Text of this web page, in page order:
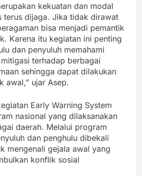
kekuatan dan modal
terus dijaga. Jika tidak dirawat
bisa menjadi pemantik
Karena itu kegiatan ini penting
dan penyuluh memahami
terhadap berbagai
sehingga dapat dilakukan
awal,” ujar Asep.
Early Warning System
nasional yang dilaksanakan
daerah. Melalui program
dan penghulu dibekali
mengenali gejala awal yang
konflik sosial